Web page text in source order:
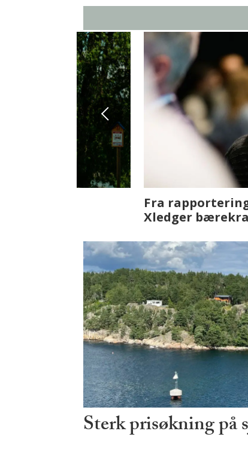
Fenistra endrer
ser vi på fremtiden
Sterk prisøkning på